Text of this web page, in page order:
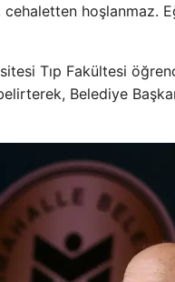
cehaletten hoşlanmaz.
Tıp Fakültesi
Belediye